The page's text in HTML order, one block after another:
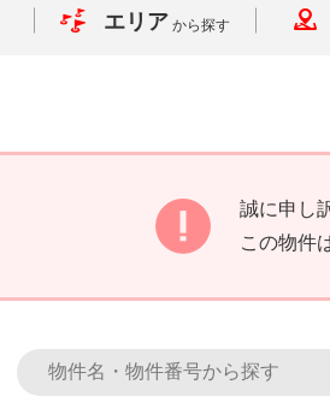
エリア から探す
誠に申し
この物件